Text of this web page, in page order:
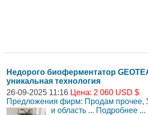
Недорого биоферментатор
уникальная технология
26-09-2025 11:16 Цена: 2 060 USD $
Предложения фирм: Продам прочее,
и область ... Подробнее ...